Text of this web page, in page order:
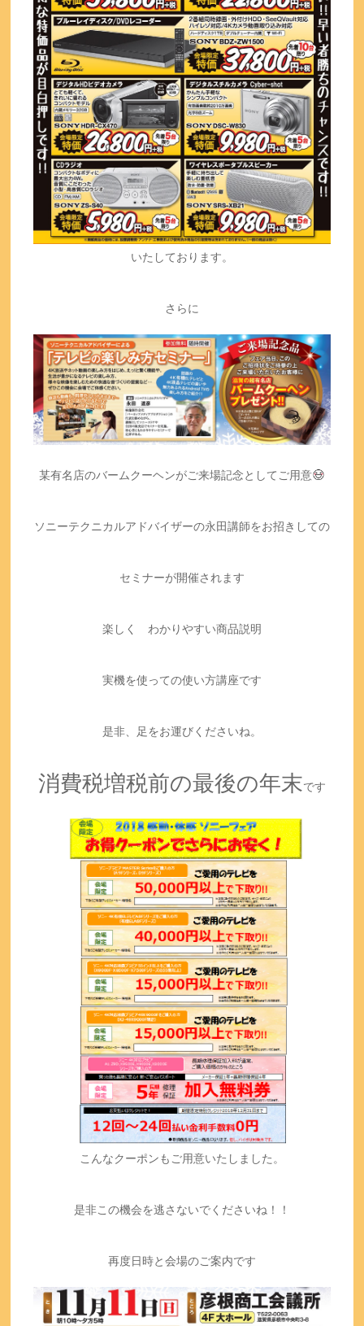
いたしております。
さらに
某有名店のバームクーヘンがご来場記念としてご用意
ソニーテクニカルアドバイザーの永田講師をお招きしての
セミナーが開催されます
楽しく わかりやすい商品説明
実機を使っての使い方講座です
是非、足をお運びくださいね。
消費税増税前の最後の年末です
こんなクーポンもご用意いたしました。
是非この機会を逃さないでくださいね！！
再度日時と会場のご案内です